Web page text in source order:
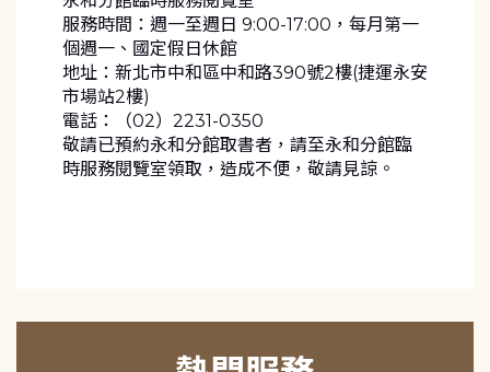
服務時間：週一至週日 9:00-17:00，每月第一
個週一、國定假日休館
地址：新北市中和區中和路390號2樓(捷運永安
市場站2樓)
電話：（02）2231-0350
敬請已預約永和分館取書者，請至永和分館臨
時服務閱覽室領取，造成不便，敬請見諒。